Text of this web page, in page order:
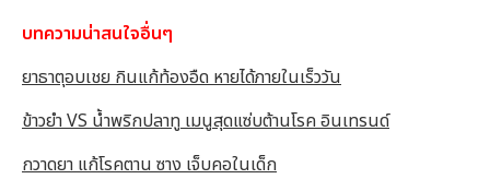
บทความน่าสนใจอื่นๆ
ยาธาตุอบเชย กินแก้ท้องอืด หายได้ภายในเร็ววัน
ข้าวยำ VS น้ำพริกปลาทู เมนูสุดแซ่บต้านโรค อินเทรนด์
กวาดยา แก้โรคตาน ซาง เจ็บคอในเด็ก